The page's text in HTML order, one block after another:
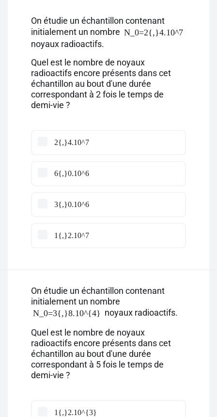
Pour profiter de 10 contenus offerts.
On étudie un échantillon contenant
initialement un nombre N_0=2{,}4.10^7
noyaux radioactifs.
Quel est le nombre de noyaux
radioactifs encore présents dans cet
échantillon au bout d'une durée
correspondant à 2 fois le temps de
demi-vie ?
2{,}4.10^7
6{,}0.10^6
3{,}0.10^6
1{,}2.10^7
On étudie un échantillon contenant
initialement un nombre
N_0=3{,}8.10^{4} noyaux radioactifs.
Quel est le nombre de noyaux
radioactifs encore présents dans cet
échantillon au bout d'une durée
correspondant à 5 fois le temps de
demi-vie ?
1{,}2.10^{3}